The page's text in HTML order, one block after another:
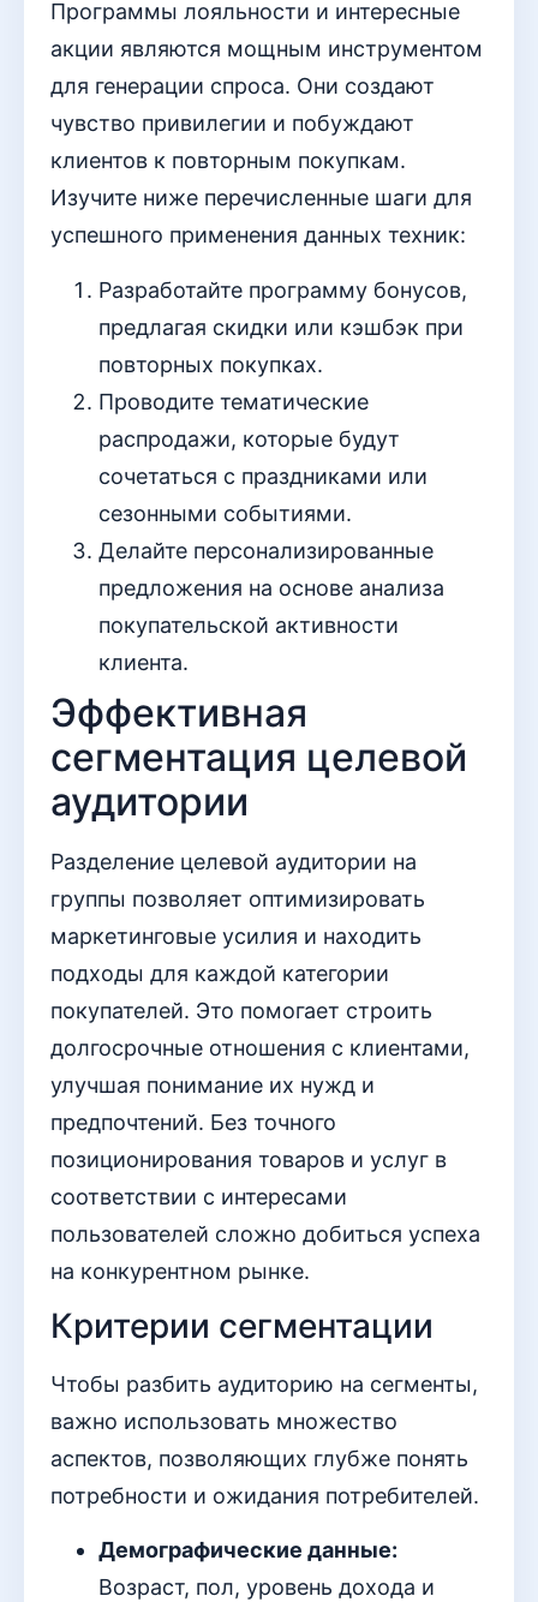
Программы лояльности и интересные
акции являются мощным инструментом
для генерации спроса. Они создают
чувство привилегии и побуждают
клиентов к повторным покупкам.
Изучите ниже перечисленные шаги для
успешного применения данных техник:
Разработайте программу бонусов,
предлагая скидки или кэшбэк при
повторных покупках.
Проводите тематические
распродажи, которые будут
сочетаться с праздниками или
сезонными событиями.
Делайте персонализированные
предложения на основе анализа
покупательской активности
клиента.
Эффективная
сегментация целевой
аудитории
Разделение целевой аудитории на
группы позволяет оптимизировать
маркетинговые усилия и находить
подходы для каждой категории
покупателей. Это помогает строить
долгосрочные отношения с клиентами,
улучшая понимание их нужд и
предпочтений. Без точного
позиционирования товаров и услуг в
соответствии с интересами
пользователей сложно добиться успеха
на конкурентном рынке.
Критерии сегментации
Чтобы разбить аудиторию на сегменты,
важно использовать множество
аспектов, позволяющих глубже понять
потребности и ожидания потребителей.
Демографические данные:
Возраст, пол, уровень дохода и